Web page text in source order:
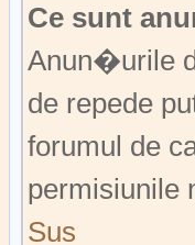
Ce sunt
Anun�urile
de repede
forumul de
permisiunile
Sus